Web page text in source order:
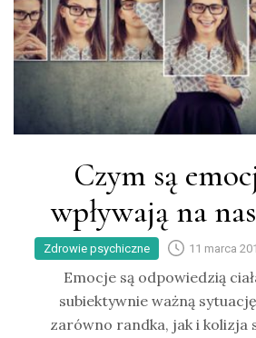
Czym są
wpływają na
Zdrowie psychiczne 11 marca
Emocje są odpowiedzią
subiektywnie ważną
zarówno randka, jak i kolizja